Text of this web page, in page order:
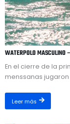
WATERPOLO MASCULINO
En el cierre de la
menssanas jugaron
Leer más